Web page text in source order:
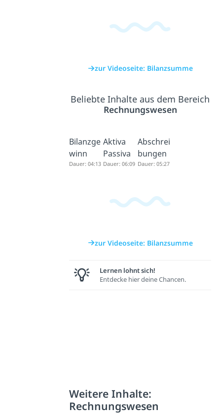
zur Videoseite: Bilanzsumme
Beliebte Inhalte aus dem Bereich
Rechnungswesen
Bilanzge
winn
Dauer: 04:13
Aktiva
Passiva
Dauer: 06:09
Abschrei
bungen
Dauer: 05:27
zur Videoseite: Bilanzsumme
Lernen lohnt sich!
Entdecke hier deine Chancen.
Weitere Inhalte:
Rechnungswesen